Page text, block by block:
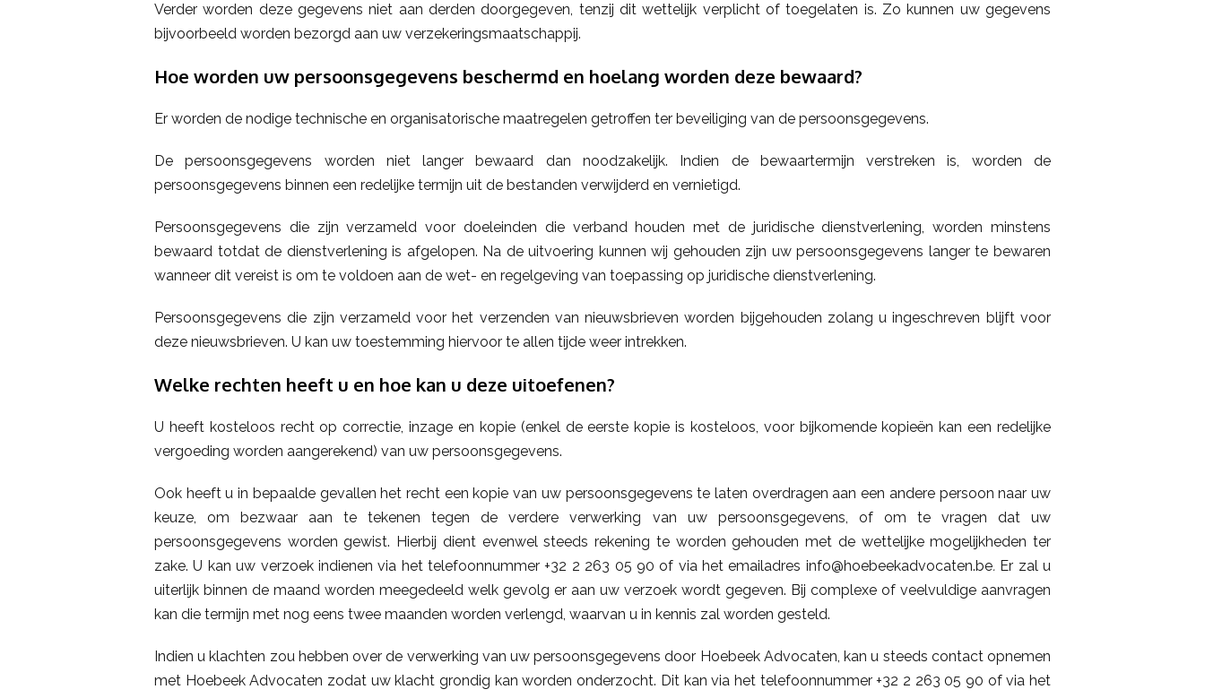
Verder worden deze gegevens niet aan derden doorgegeven, tenzij dit wettelijk verplicht of toegelaten is. Zo kunnen uw gegevens
bijvoorbeeld worden bezorgd aan uw verzekeringsmaatschappij.
Hoe worden uw persoonsgegevens beschermd en hoelang worden deze bewaard?
Er worden de nodige technische en organisatorische maatregelen getroffen ter beveiliging van de persoonsgegevens.
De persoonsgegevens worden niet langer bewaard dan noodzakelijk. Indien de bewaartermijn verstreken is, worden de
persoonsgegevens binnen een redelijke termijn uit de bestanden verwijderd en vernietigd.
Persoonsgegevens die zijn verzameld voor doeleinden die verband houden met de juridische dienstverlening, worden minstens
bewaard totdat de dienstverlening is afgelopen. Na de uitvoering kunnen wij gehouden zijn uw persoonsgegevens langer te bewaren
wanneer dit vereist is om te voldoen aan de wet- en regelgeving van toepassing op juridische dienstverlening.
Persoonsgegevens die zijn verzameld voor het verzenden van nieuwsbrieven worden bijgehouden zolang u ingeschreven blijft voor
deze nieuwsbrieven. U kan uw toestemming hiervoor te allen tijde weer intrekken.
Welke rechten heeft u en hoe kan u deze uitoefenen?
U heeft kosteloos recht op correctie, inzage en kopie (enkel de eerste kopie is kosteloos, voor bijkomende kopieën kan een redelijke
vergoeding worden aangerekend) van uw persoonsgegevens.
Ook heeft u in bepaalde gevallen het recht een kopie van uw persoonsgegevens te laten overdragen aan een andere persoon naar uw
keuze, om bezwaar aan te tekenen tegen de verdere verwerking van uw persoonsgegevens, of om te vragen dat uw
persoonsgegevens worden gewist. Hierbij dient evenwel steeds rekening te worden gehouden met de wettelijke mogelijkheden ter
zake. U kan uw verzoek indienen via het telefoonnummer +32 2 263 05 90 of via het emailadres info@hoebeekadvocaten.be.Er zal u
uiterlijk binnen de maand worden meegedeeld welk gevolg er aan uw verzoek wordt gegeven. Bij complexe of veelvuldige aanvragen
kan die termijn met nog eens twee maanden worden verlengd, waarvan u in kennis zal worden gesteld.
Indien u klachten zou hebben over de verwerking van uw persoonsgegevens door Hoebeek Advocaten, kan u steeds contact opnemen
met Hoebeek Advocaten zodat uw klacht grondig kan worden onderzocht. Dit kan via het telefoonnummer +32 2 263 05 90 of via het